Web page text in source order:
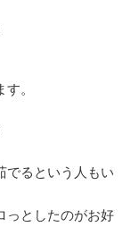
。
でるという人もい
っとしたのがお好